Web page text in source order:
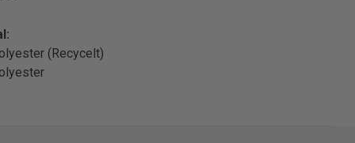
(Recycelt)